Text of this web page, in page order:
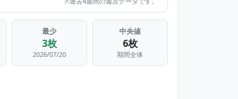
最少
3枚
2026/07/20
中央値
6枚
期間全体